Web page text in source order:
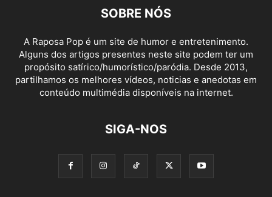
SOBRE NÓS
A Raposa Pop é um site de humor e entretenimento.
Alguns dos artigos presentes neste site podem ter um
propósito satírico/humorístico/paródia. Desde 2013,
partilhamos os melhores vídeos, noticias e anedotas em
conteúdo multimédia disponíveis na internet.
SIGA-NOS